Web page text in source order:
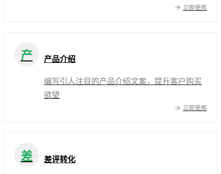
立即使用
产 产品介绍
编写引人注目的产品介绍文案，提升客户购买
欲望
立即使用
差 差评转化